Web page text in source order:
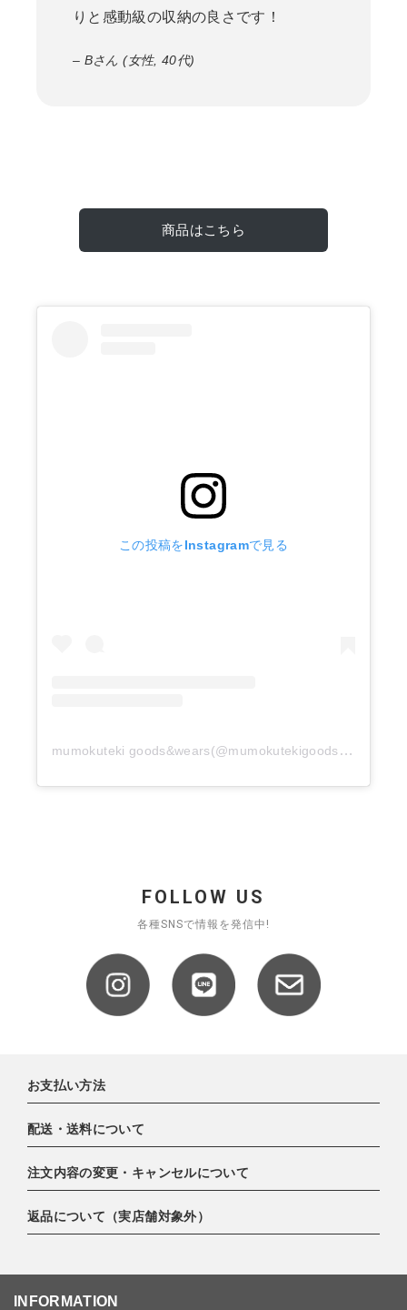
りと感動級の収納の良さです！
– Bさん (女性, 40代)
商品はこちら
この投稿をInstagramで見る
mumokuteki goods&wears(@mumokutekigoods)がシェアした投稿
FOLLOW US
各種SNSで情報を発信中!
お支払い方法
下記お支払い方法よりお選びいただけます。
EXPRESS,Diners Club）
・PayPay
配送・送料について
配達業者：日本郵便
ゆうパック 800円
北海道：1,400円
ゆうパケット全国一律：360円
注文内容の変更・キャンセルについて
ご注文日当日から翌日のAM9:00までにご連絡頂いた場合はキャン
返品について（実店舗対象外）
INFORMATION